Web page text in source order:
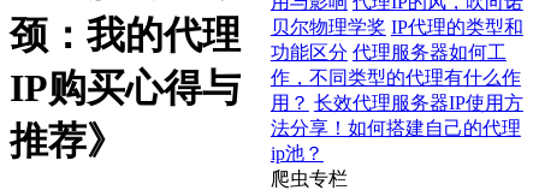
颈：我的代理
IP购买心得与
推荐》
贝尔物理学奖 IP代理的类型和
功能区分 代理服务器如何工
作，不同类型的代理有什么作
用？ 长效代理服务器IP使用方
法分享！如何搭建自己的代理
ip池？
爬虫专栏